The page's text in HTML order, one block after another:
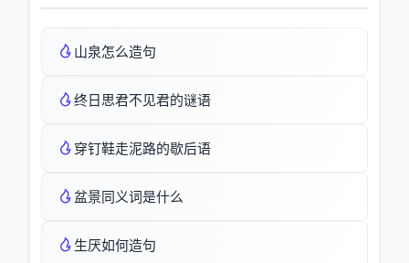
山泉怎么造句
终日思君不见君的谜语
穿钉鞋走泥路的歇后语
盆景同义词是什么
生厌如何造句